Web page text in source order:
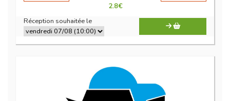
2.8€
Réception souhaitée le